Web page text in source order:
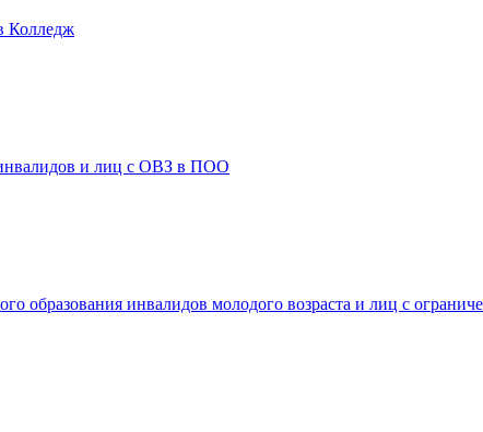
Колледж
инвалидов и лиц с ОВЗ в ПОО
образования инвалидов молодого возраста и лиц с